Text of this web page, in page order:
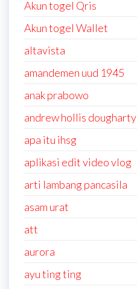
Akun togel Qris
Akun togel Wallet
altavista
amandemen uud 1945
anak prabowo
andrew hollis dougharty
apa itu ihsg
aplikasi edit video vlog
arti lambang pancasila
asam urat
att
aurora
ayu ting ting